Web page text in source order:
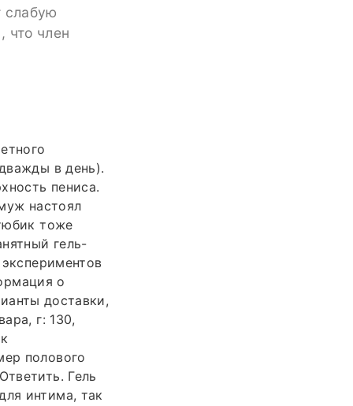
слабую
что член
в день).
пениса.
настоял
тоже
гель-
о
доставки,
г: 130,
полового
Гель
интима, так